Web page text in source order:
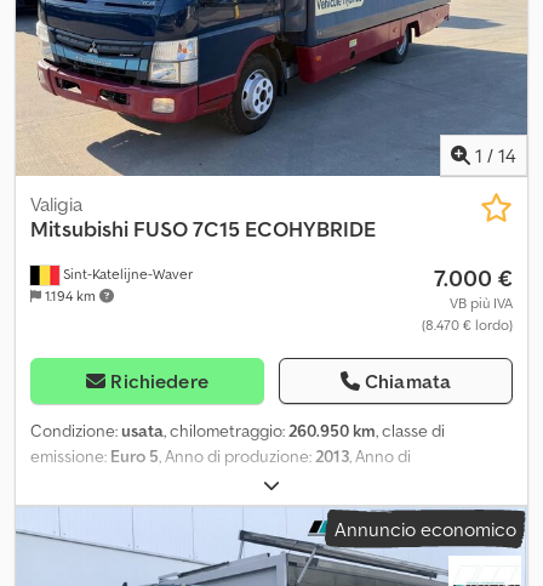
(APK): valida fino al 01.2027 Condizioni Condizioni tecniche: ottime
Condizioni estetiche: ottime Danni: lievi Numero di chiavi: 2 (1
telecomando)
1 / 14
Sint-Katelijne-Waver
1.194 km
Valigia
Mitsubishi FUSO 7C15 ECOHYBRIDE
7.000 €
VB più IVA
(8.470 € lordo)
Richiedere Chiamata
Condizione:usata, chilometraggio:260.950 km, classe di
emissione: Euro 5, Anno di produzione:2013, Anno di
fabbricazione: 2013 Massa massima consentita: 7.500 kg Chodpfx
Akjyzhtns Uja
Annuncio economico